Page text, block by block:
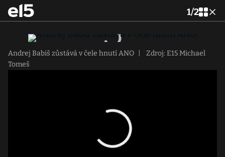
1/2
Andrej Babiš zůstává v čele hnutí ANO
Zdroj: E15 Michael
Tomeš